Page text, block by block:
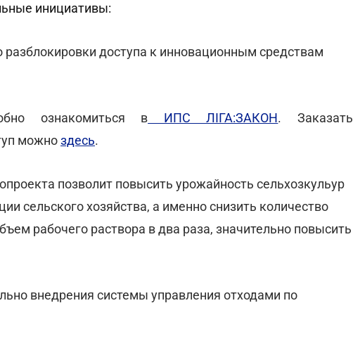
инициативы:
разблокировки доступа к инновационным средствам
ознакомиться в ИПС ЛІГА:ЗАКОН. Заказать
можноздесь.
позволит повысить урожайность сельхозкульур
сельского хозяйства, а именно снизить количество
рабочего раствора в два раза, значительно повысить
внедрения системы управления отходами по